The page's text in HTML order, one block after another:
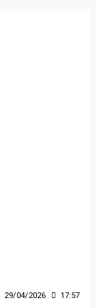
29/04/2026 17:57